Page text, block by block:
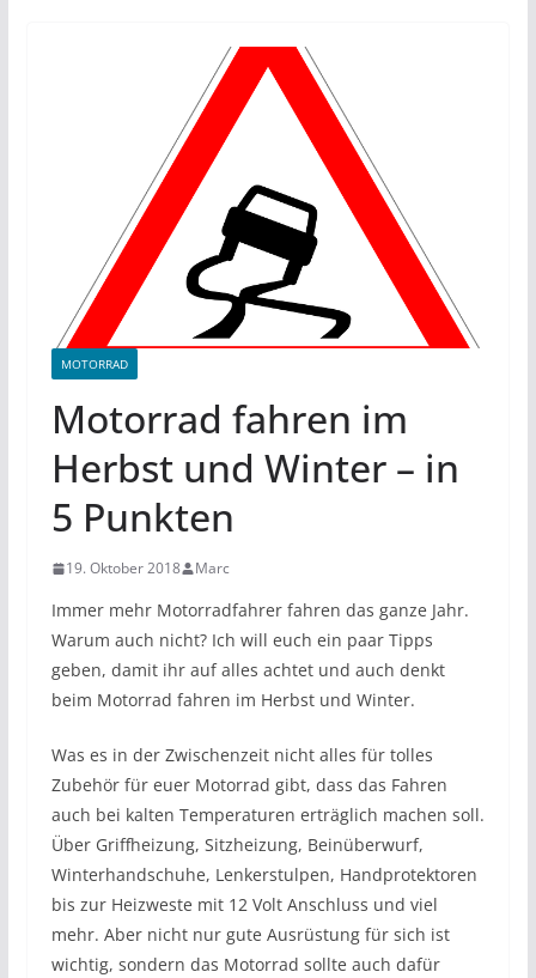
MOTORRAD
Motorrad fahren im
Herbst und Winter – in
5 Punkten
19. Oktober 2018 Marc
Immer mehr Motorradfahrer fahren das ganze Jahr.
Warum auch nicht? Ich will euch ein paar Tipps
geben, damit ihr auf alles achtet und auch denkt
beim Motorrad fahren im Herbst und Winter.
Was es in der Zwischenzeit nicht alles für tolles
Zubehör für euer Motorrad gibt, dass das Fahren
auch bei kalten Temperaturen erträglich machen soll.
Über Griffheizung, Sitzheizung, Beinüberwurf,
Winterhandschuhe, Lenkerstulpen, Handprotektoren
bis zur Heizweste mit 12 Volt Anschluss und viel
mehr. Aber nicht nur gute Ausrüstung für sich ist
wichtig, sondern das Motorrad sollte auch dafür